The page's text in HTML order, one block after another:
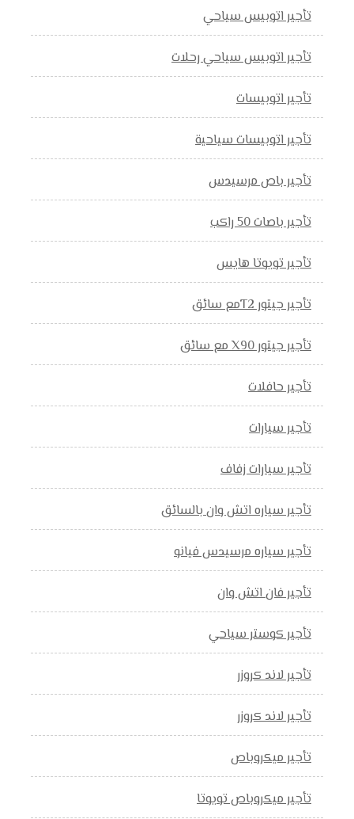
تأجير اتوبيس سياحي
تأجير اتوبيس سياحي رحلات
تأجير اتوبيسات
تأجير اتوبيسات سياحية
تأجير باص مرسيدس
تأجير باصات 50 راكب
تأجير تويوتا هايس
تأجير جيتور T2مع سائق
تأجير جيتور X90 مع سائق
تأجير حافلات
تأجير سيارات
تأجير سيارات زفاف
تأجير سياره اتش وان بالسائق
تأجير سياره مرسيدس فيانو
تأجير فان اتش وان
تأجير كوستر سياحي
تأجير لاند كروزر
تأجير لاند كروزر
تأجير ميكروباص
تأجير ميكروباص تويوتا